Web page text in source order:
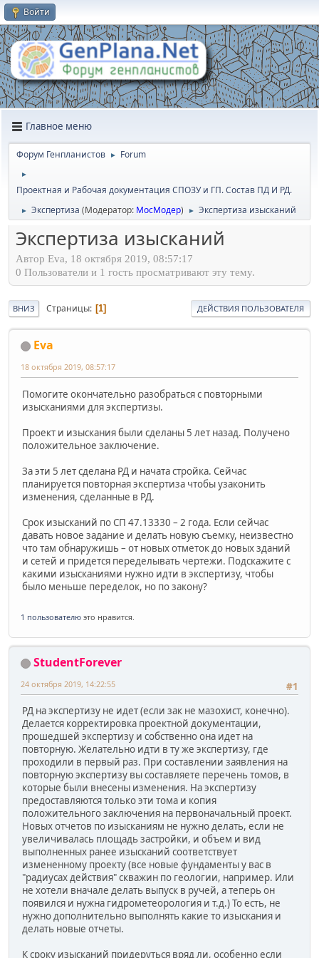
Войти
Главное меню
Форум Генпланистов ► Forum
►
Проектная и Рабочая документация СПОЗУ и ГП. Состав ПД И РД.
► Экспертиза (Модератор: МосМодер) ► Экспертиза изысканий
Экспертиза изысканий
Автор Eva, 18 октября 2019, 08:57:17
0 Пользователи и 1 гость просматривают эту тему.
ВНИЗ Страницы 1 ДЕЙСТВИЯ ПОЛЬЗОВАТЕЛЯ
Eva
18 октября 2019, 08:57:17
Помогите окончательно разобраться с повторными
изысканиями для экспертизы.
Проект и изыскания были сделаны 5 лет назад. Получено
положительное заключение.
За эти 5 лет сделана РД и начата стройка. Сейчас
планируется повторная экспертиза чтобы узаконить
изменения, сделанные в РД.
Срок изысканий по СП 47.13330 – 2 года. Если сейчас
давать новое задание и делать новую съемку, неизвестно
что там обнаружишь – от новых отметок до новых зданий
и сетей и придется переделывать чертежи. Подскажите с
какими изысканиями нужно идти в экспертизу, чтобы
было меньше переделок, но по закону?
1 пользователю это нравится.
StudentForever
#1
24 октября 2019, 14:22:55
РД на экспертизу не идет (если зак не мазохист, конечно).
Делается корректировка проектной документации,
прошедшей экспертизу и собственно она идет на
повторную. Желательно идти в ту же экспертизу, где
проходили в первый раз. При составлении заявления на
повторную экспертизу вы составляете перечень томов, в
которые были внесены изменения. На экспертизу
предоставляются только эти тома и копия
положительного заключения на первоначальный проект.
Новых отчетов по изысканиям не нужно делать, если не
увеличивалась площадь застройки, и объем и вид
выполненных ранее изысканий соответствует
измененному проекту (все новые фундаменты у вас в
"радиусах действия" скважин по геологии, например. Или
не хотели вначале делать выпуск в ручей, а теперь он
появился и нужна гидрометеорология и т.д.) То есть, не
нужно дополнительно выполнять какие то изыскания и
делать новые отчеты.
К сроку изысканий придеруться вряд ли, особенно если